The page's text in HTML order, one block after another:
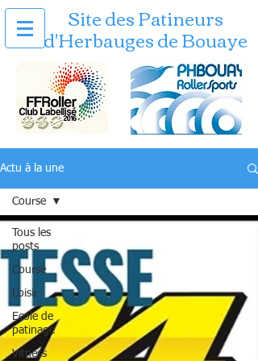
Site des Patineurs
d'Herbauges de Bouaye
Actu à la une
Tous les
posts
Course
Loisir
Ecole de
patinage
Vitness
Course